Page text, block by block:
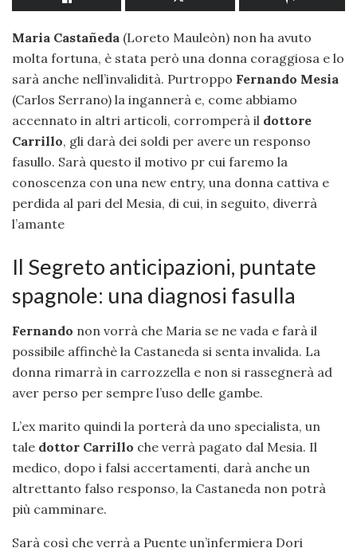
Maria Castañeda (Loreto Mauleòn) non ha avuto
molta fortuna, è stata però una donna coraggiosa e lo
sarà anche nell’invalidità. Purtroppo Fernando Mesia
(Carlos Serrano) la ingannerà e, come abbiamo
accennato in altri articoli, corromperà il dottore
Carrillo, gli darà dei soldi per avere un responso
fasullo. Sarà questo il motivo pr cui faremo la
conoscenza con una new entry, una donna cattiva e
perdida al pari del Mesia, di cui, in seguito, diverrà
l’amante
Il Segreto anticipazioni, puntate
spagnole: una diagnosi fasulla
Fernando non vorrà che Maria se ne vada e farà il
possibile affinchè la Castaneda si senta invalida. La
donna rimarrà in carrozzella e non si rassegnerà ad
aver perso per sempre l’uso delle gambe.
L’ex marito quindi la porterà da uno specialista, un
tale dottor Carrillo che verrà pagato dal Mesia. Il
medico, dopo i falsi accertamenti, darà anche un
altrettanto falso responso, la Castaneda non potrà
più camminare.
Sarà così che verrà a Puente un’infermiera Dori